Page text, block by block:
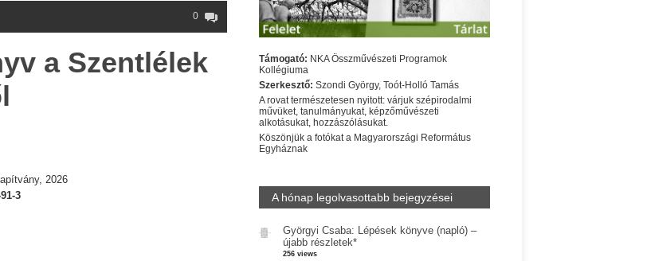
0
a Szentlélek
2026
3
Támogató: NKA Összművészeti Programok
Kollégiuma
Szerkesztő: Szondi György, Toót-Holló Tamás
A rovat természetesen nyitott: várjuk szépirodalmi
művüket, tanulmányukat, képzőművészeti
alkotásukat, hozzászólásukat.
Köszönjük a fotókat a Magyarországi Református
Egyháznak
A hónap legolvasottabb bejegyzései
Györgyi Csaba: Lépések könyve (napló) –
újabb részletek*
256 views